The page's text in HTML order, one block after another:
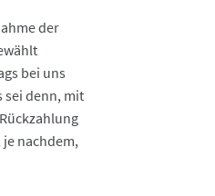
der
bei uns
sei denn, mit
nachdem,